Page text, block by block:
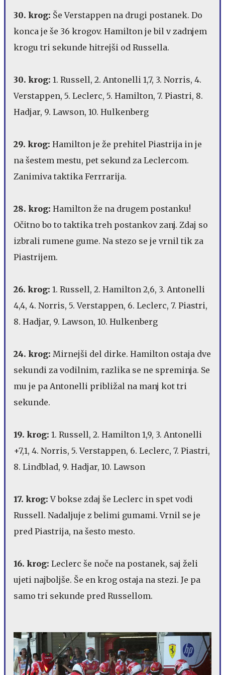
30. krog: Še Verstappen na drugi postanek. Do
konca je še 36 krogov. Hamilton je bil v zadnjem
krogu tri sekunde hitrejši od Russella.
30. krog: 1. Russell, 2. Antonelli 1,7, 3. Norris, 4.
Verstappen, 5. Leclerc, 5. Hamilton, 7. Piastri, 8.
Hadjar, 9. Lawson, 10. Hulkenberg
29. krog: Hamilton je že prehitel Piastrija in je
na šestem mestu, pet sekund za Leclercom.
Zanimiva taktika Ferrrarija.
28. krog: Hamilton že na drugem postanku!
Očitno bo to taktika treh postankov zanj. Zdaj so
izbrali rumene gume. Na stezo se je vrnil tik za
Piastrijem.
26. krog: 1. Russell, 2. Hamilton 2,6, 3. Antonelli
4,4, 4. Norris, 5. Verstappen, 6. Leclerc, 7. Piastri,
8. Hadjar, 9. Lawson, 10. Hulkenberg
24. krog: Mirnejši del dirke. Hamilton ostaja dve
sekundi za vodilnim, razlika se ne spreminja. Se
mu je pa Antonelli približal na manj kot tri
sekunde.
19. krog: 1. Russell, 2. Hamilton 1,9, 3. Antonelli
+7,1, 4. Norris, 5. Verstappen, 6. Leclerc, 7. Piastri,
8. Lindblad, 9. Hadjar, 10. Lawson
17. krog:V bokse zdaj še Leclerc in spet vodi
Russell. Nadaljuje z belimi gumami. Vrnil se je
pred Piastrija, na šesto mesto.
16. krog: Leclerc še noče na postanek, saj želi
ujeti najboljše. Še en krog ostaja na stezi. Je pa
samo tri sekunde pred Russellom.